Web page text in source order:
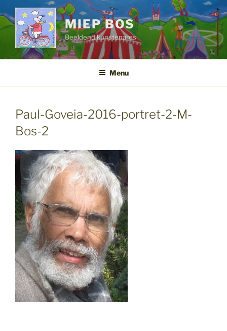
naar
de
inhoud
MIEP BOS
Beeldend kunstenares
Menu
Paul-Goveia-2016-portret-2-M-
Bos-2